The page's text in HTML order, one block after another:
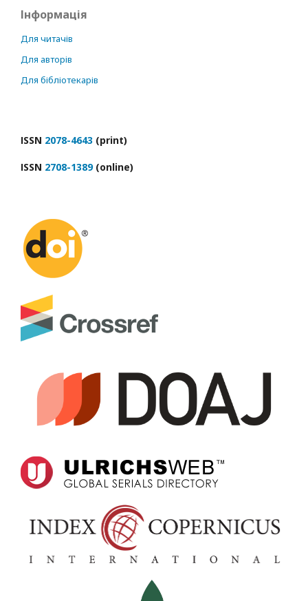
Інформація
Для читачів
Для авторів
Для бібліотекарів
ІSSN 2078-4643 (print)
ІSSN 2708-1389(online)